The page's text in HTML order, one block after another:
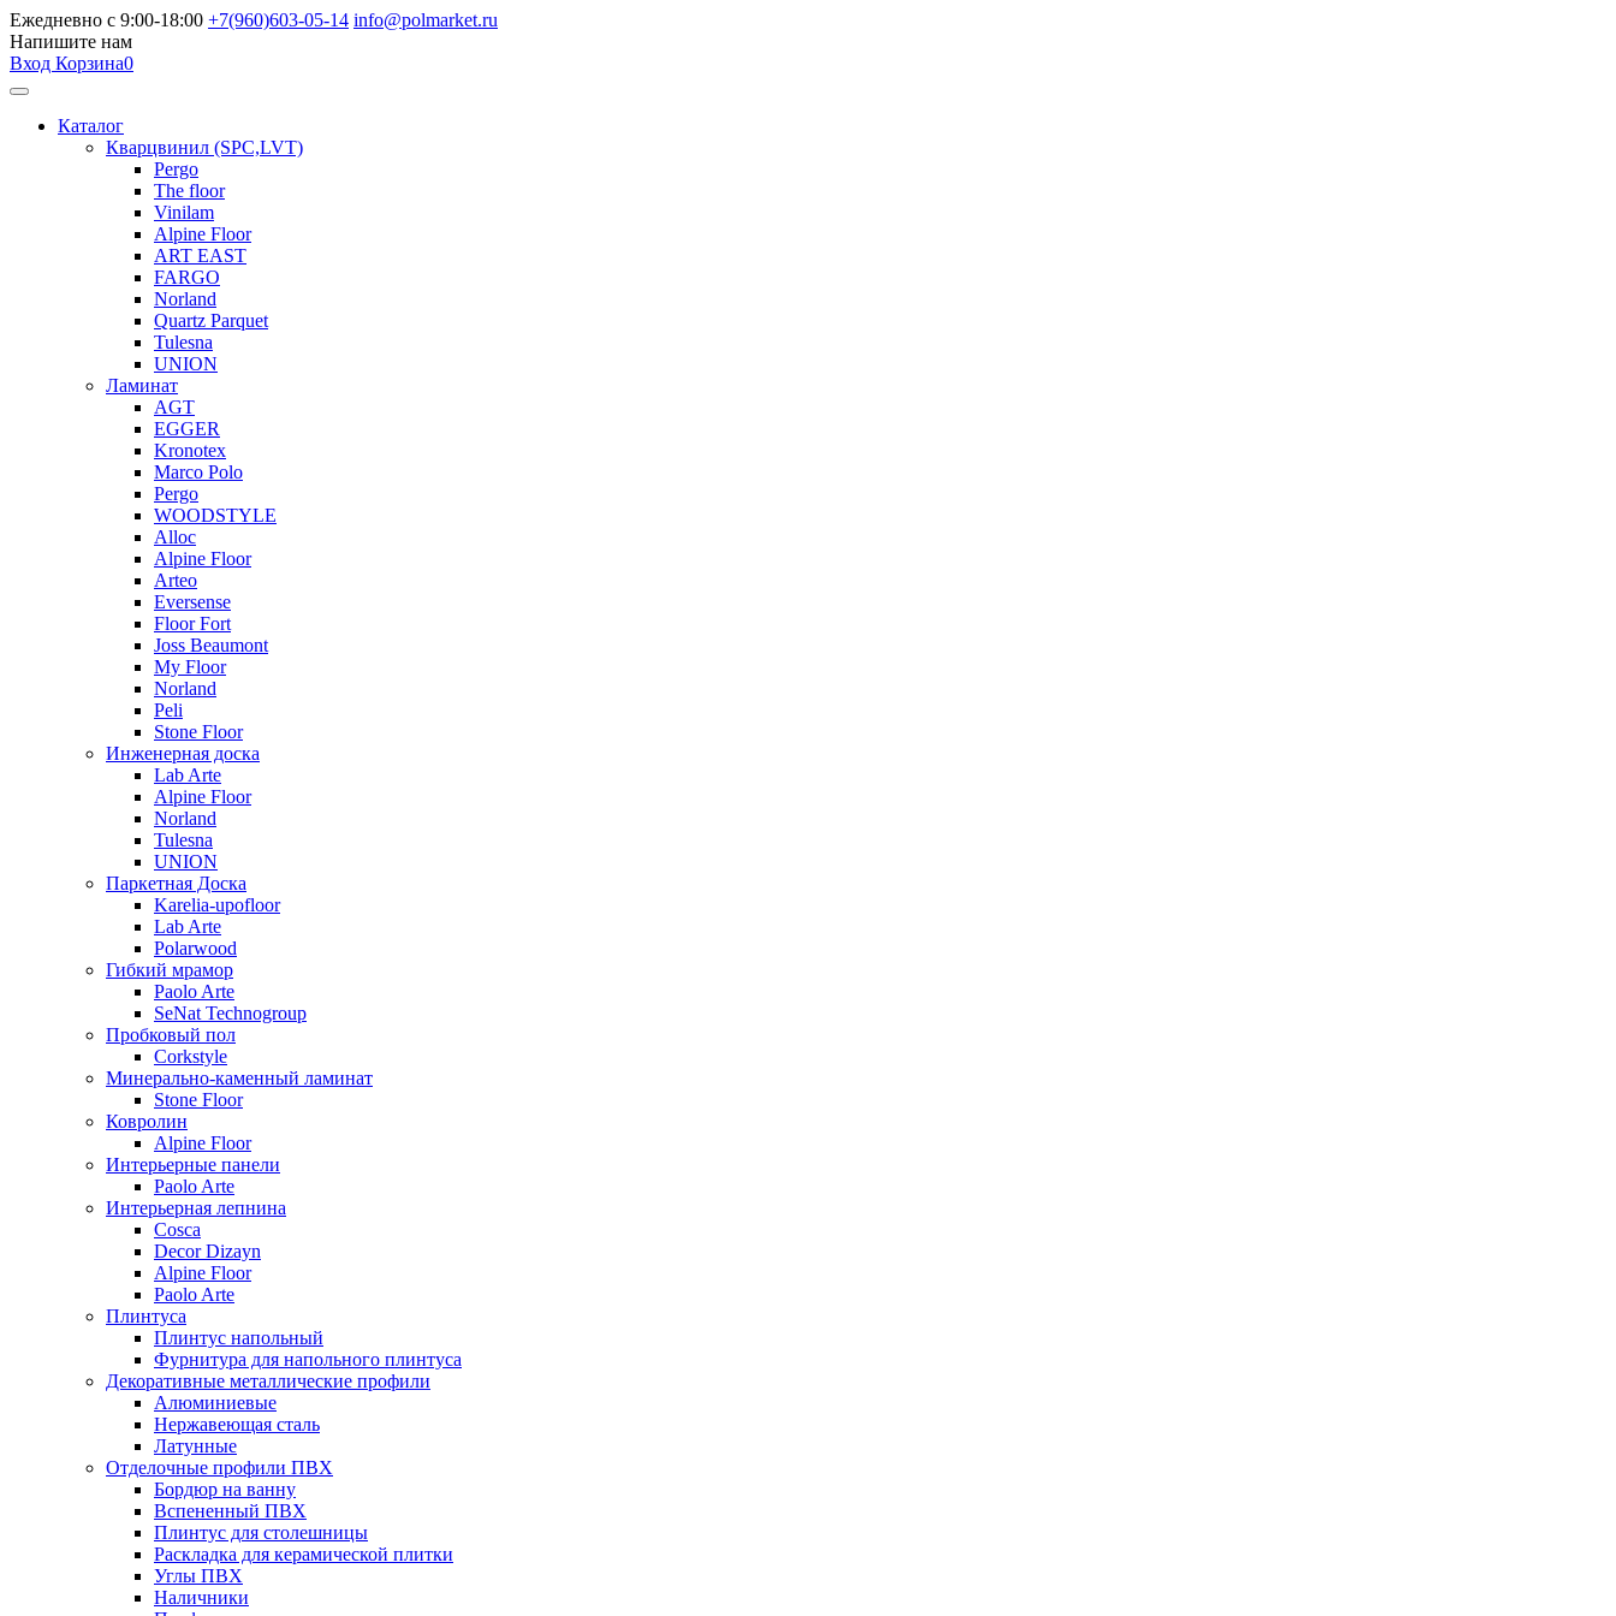
Ежедневно с 9:00-18:00 +7(960)603-05-14 info@polmarket.ru
Напишите нам
Вход Корзина0
Каталог
Кварцвинил (SPC,LVT)
Pergo
The floor
Vinilam
Alpine Floor
ART EAST
FARGO
Norland
Quartz Parquet
Tulesna
UNION
Ламинат
AGT
EGGER
Kronotex
Marco Polo
Pergo
WOODSTYLE
Alloc
Alpine Floor
Arteo
Eversense
Floor Fort
Joss Beaumont
My Floor
Norland
Peli
Stone Floor
Инженерная доска
Lab Arte
Alpine Floor
Norland
Tulesna
UNION
Паркетная Доска
Karelia-upofloor
Lab Arte
Polarwood
Гибкий мрамор
Paolo Arte
SeNat Technogroup
Пробковый пол
Corkstyle
Минерально-каменный ламинат
Stone Floor
Ковролин
Alpine Floor
Интерьерные панели
Paolo Arte
Интерьерная лепнина
Cosca
Decor Dizayn
Alpine Floor
Paolo Arte
Плинтуса
Плинтус напольный
Фурнитура для напольного плинтуса
Декоративные металлические профили
Алюминиевые
Нержавеющая сталь
Латунные
Отделочные профили ПВХ
Бордюр на ванну
Вспененный ПВХ
Плинтус для столешницы
Раскладка для керамической плитки
Углы ПВХ
Наличники